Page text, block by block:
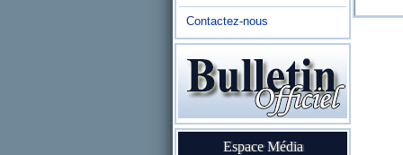
Contactez-nous
Espace Média